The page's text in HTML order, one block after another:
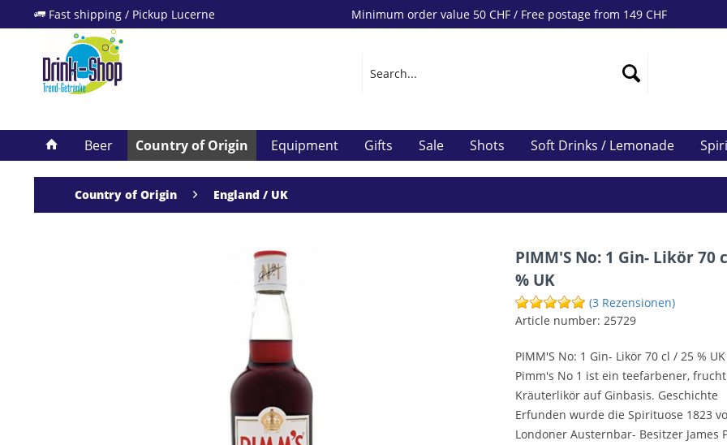
Fast shipping / Pickup Lucerne Minimum order value 50 CHF / Free postage from 149 CHF
Beer Country of Origin Equipment Gifts Sale Shots Soft Drinks / Lemonade
Country of Origin England / UK
PIMM'S No: 1 Gin- Likör 70
% UK
(3 Rezensionen)
Article number:25729
PIMM'S No: 1 Gin- Likör 70 cl / 25 %
Pimm's No 1 ist ein teefarbener,
Kräuterlikör auf Ginbasis. Geschichte
Erfunden wurde die Spirituose 1823
Londoner Austernbar- Besitzer James